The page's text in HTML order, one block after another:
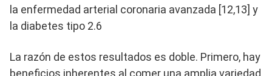
la enfermedad arterial coronaria avanzada [12,13] y
la diabetes tipo 2.6
La razón de estos resultados es doble. Primero, hay
beneficios inherentes al comer una amplia variedad